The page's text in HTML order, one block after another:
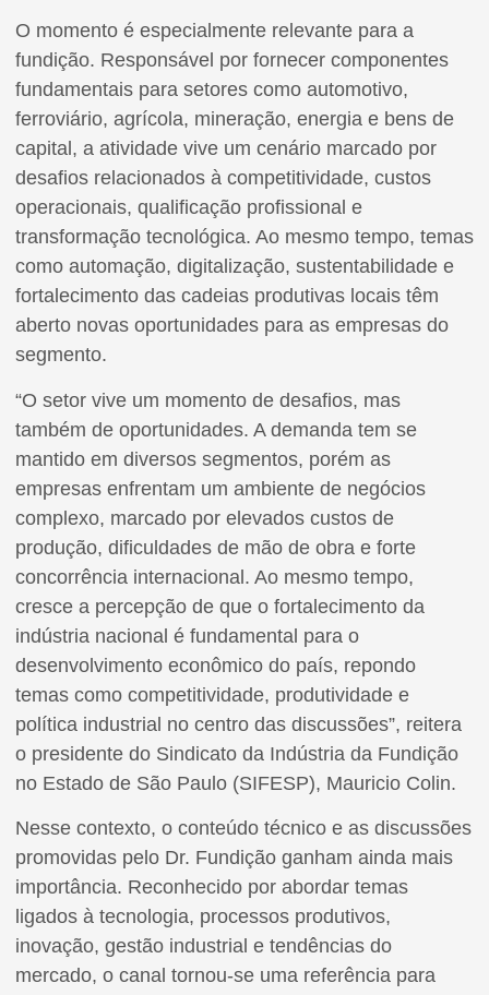
O momento é especialmente relevante para a
fundição. Responsável por fornecer componentes
fundamentais para setores como automotivo,
ferroviário, agrícola, mineração, energia e bens de
capital, a atividade vive um cenário marcado por
desafios relacionados à competitividade, custos
operacionais, qualificação profissional e
transformação tecnológica. Ao mesmo tempo, temas
como automação, digitalização, sustentabilidade e
fortalecimento das cadeias produtivas locais têm
aberto novas oportunidades para as empresas do
segmento.
“O setor vive um momento de desafios, mas
também de oportunidades. A demanda tem se
mantido em diversos segmentos, porém as
empresas enfrentam um ambiente de negócios
complexo, marcado por elevados custos de
produção, dificuldades de mão de obra e forte
concorrência internacional. Ao mesmo tempo,
cresce a percepção de que o fortalecimento da
indústria nacional é fundamental para o
desenvolvimento econômico do país, repondo
temas como competitividade, produtividade e
política industrial no centro das discussões”, reitera
o presidente do Sindicato da Indústria da Fundição
no Estado de São Paulo (SIFESP), Mauricio Colin.
Nesse contexto, o conteúdo técnico e as discussões
promovidas pelo Dr. Fundição ganham ainda mais
importância. Reconhecido por abordar temas
ligados à tecnologia, processos produtivos,
inovação, gestão industrial e tendências do
mercado, o canal tornou-se uma referência para